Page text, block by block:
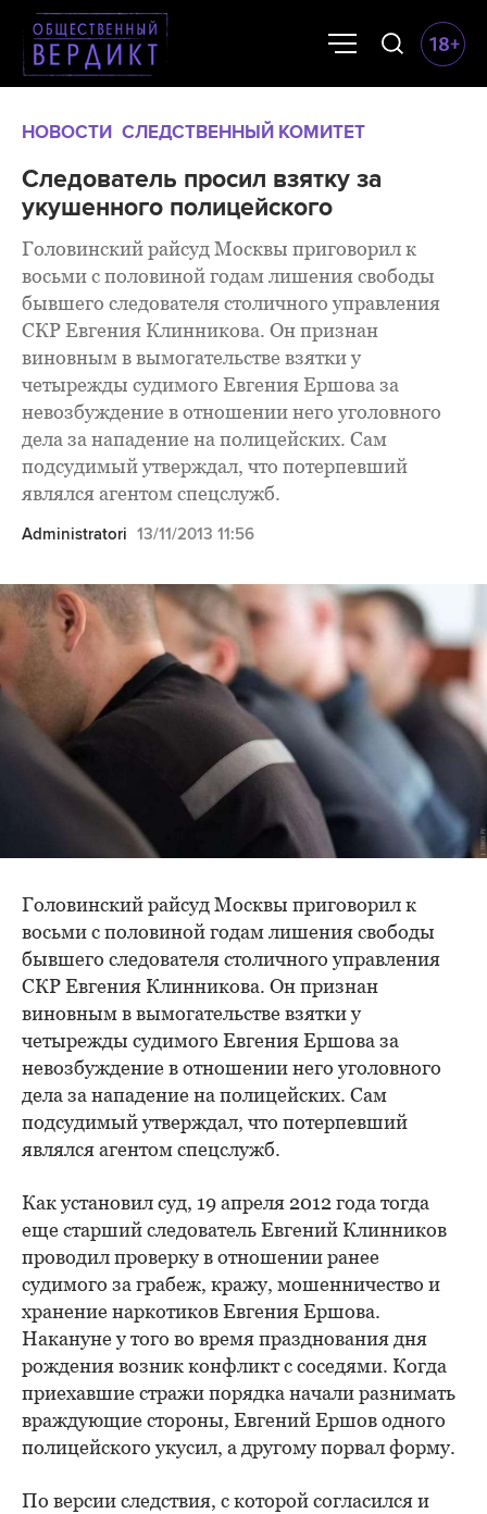
НОВОСТИ СЛЕДСТВЕННЫЙ КОМИТЕТ
Следователь просил взятку за
укушенного полицейского
Administratori 13/11/2013 11:56
Головинский райсуд Москвы приговорил к
восьми с половиной годам лишения свободы
бывшего следователя столичного управления
СКР Евгения Клинникова. Он признан
виновным в вымогательстве взятки у
четырежды судимого Евгения Ершова за
невозбуждение в отношении него уголовного
дела за нападение на полицейских. Сам
подсудимый утверждал, что потерпевший
являлся агентом спецслужб.
Головинский райсуд Москвы приговорил к
восьми с половиной годам лишения свободы
бывшего следователя столичного управления
СКР Евгения Клинникова. Он признан
виновным в вымогательстве взятки у
четырежды судимого Евгения Ершова за
невозбуждение в отношении него уголовного
дела за нападение на полицейских. Сам
подсудимый утверждал, что потерпевший
являлся агентом спецслужб.
Как установил суд, 19 апреля 2012 года тогда
еще старший следователь Евгений Клинников
проводил проверку в отношении ранее
судимого за грабеж, кражу, мошенничество и
хранение наркотиков Евгения Ершова.
Накануне у того во время празднования дня
рождения возник конфликт с соседями. Когда
приехавшие стражи порядка начали разнимать
враждующие стороны, Евгений Ершов одного
полицейского укусил, а другому порвал форму.
По версии следствия, с которой согласился и